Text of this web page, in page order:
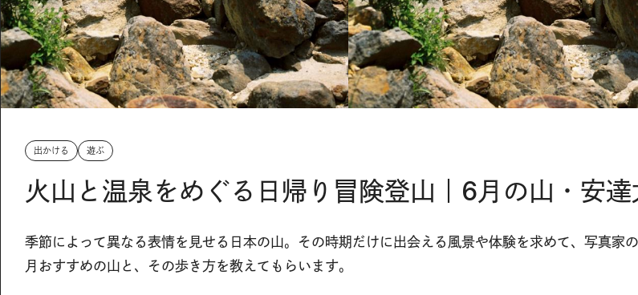
出かける 遊ぶ
火山と温泉をめぐる日帰り冒険登山｜6月の山・安達
季節によって異なる表情を見せる日本の山。その時期だけに出会える風景や体験を求めて、写真家
月おすすめの山と、その歩き方を教えてもらいます。